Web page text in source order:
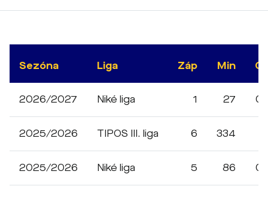
Sezóna Liga Záp Min G
2026/2027 Niké liga 1 27 0
2025/2026 TIPOS III. liga 6 334
2025/2026 Niké liga 5 86 0